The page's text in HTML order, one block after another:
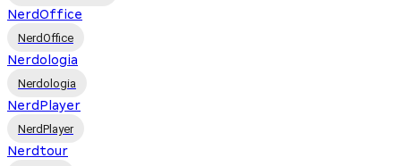
NerdOffice
NerdOffice
Nerdologia
Nerdologia
NerdPlayer
NerdPlayer
Nerdtour